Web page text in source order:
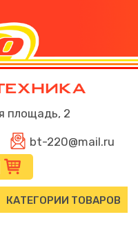
площадь, 2
bt-220@mail.ru
КАТЕГОРИИ ТОВАРОВ